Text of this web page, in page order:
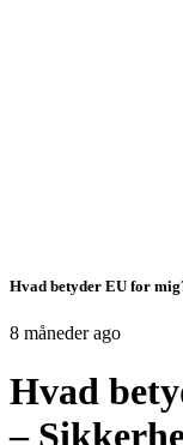
Hvad betyder EU for
8 måneder ago
Hvad
–